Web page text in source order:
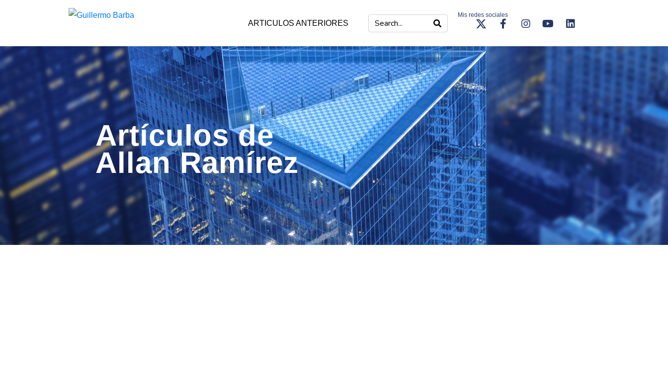
ARTICULOS ANTERIORES
Mis redes sociales
Artículos de
Allan Ramírez